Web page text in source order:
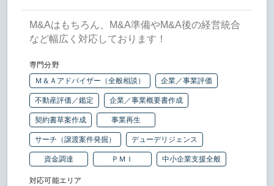
M&Aはもちろん、M&A準備やM&A後の経営統合
など幅広く対応しております！
専門分野
Ｍ＆Ａアドバイザー（全般相談）
企業／事業評価
不動産評価／鑑定 企業／事業概要書作成
契約書草案作成 事業再生
サーチ（譲渡案件発掘） デューデリジェンス
資金調達 ＰＭＩ 中小企業支援全般
対応可能エリア